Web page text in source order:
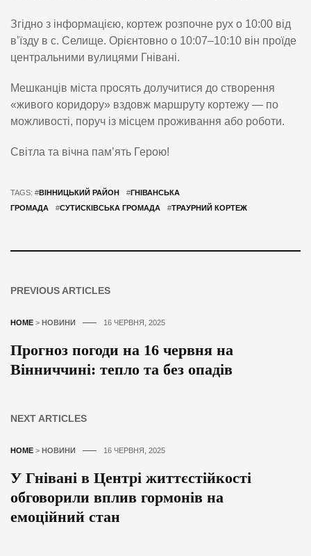
Згідно з інформацією, кортеж розпочне рух о 10:00 від
в’їзду в с. Селище. Орієнтовно о 10:07–10:10 він проїде
центральними вулицями Гнівані.
Мешканців міста просять долучитися до створення
«живого коридору» вздовж маршруту кортежу — по
можливості, поруч із місцем проживання або роботи.
Світла та вічна пам’ять Герою!
TAGS: #ВІННИЦЬКИЙ РАЙОН #ГНІВАНСЬКА
ГРОМАДА
#СУТИСКІВСЬКА ГРОМАДА #ТРАУРНИЙ КОРТЕЖ
PREVIOUS ARTICLES
HOME > НОВИНИ 16 ЧЕРВНЯ, 2025
Прогноз погоди на 16 червня на
Вінниччині: тепло та без опадів
NEXT ARTICLES
HOME > НОВИНИ 16 ЧЕРВНЯ, 2025
У Гнівані в Центрі життєстійкості
обговорили вплив гормонів на
емоційний стан